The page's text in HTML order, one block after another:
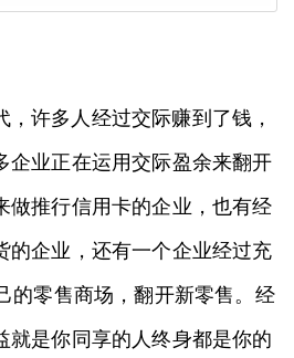
许多人经过交际赚到了钱，
企业正在运用交际盈余来翻开
做推行信用卡的企业，也有经
的企业，还有一个企业经过充
的零售商场，翻开新零售。经
就是你同享的人终身都是你的